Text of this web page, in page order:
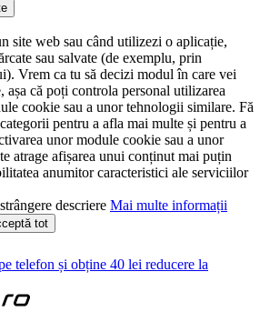
site web sau când utilizezi o aplicație,
sau salvate (de exemplu, prin
Vrem ca tu să decizi modul în care vei
așa că poți controla personal utilizarea
cookie sau a unor tehnologii similare. Fă
pentru a afla mai multe și pentru a
unor module cookie sau a unor
atrage afișarea unui conținut mai puțin
anumitor caracteristici ale serviciilor
descriere Mai multe informații
tot
telefon și obține 40 lei reducere la